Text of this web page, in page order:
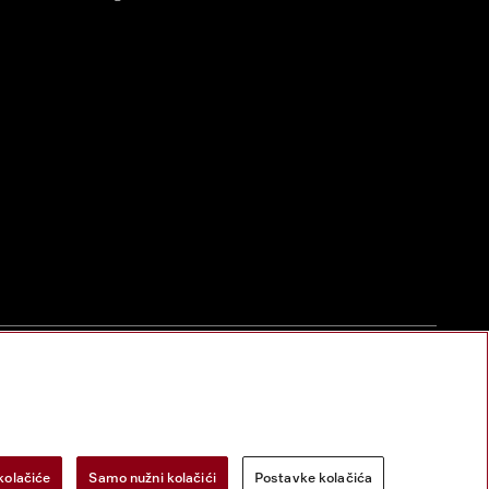
Samo nužni kolačići Postavke kolačića